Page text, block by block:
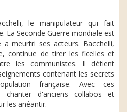
le manipulateur qui fait
La Seconde Guerre mondiale est
meurtri ses acteurs. Bacchelli,
continue de tirer les ficelles et
les communistes. Il détient
contenant les secrets
française. Avec ces
d'anciens collabos et
les anéantir.